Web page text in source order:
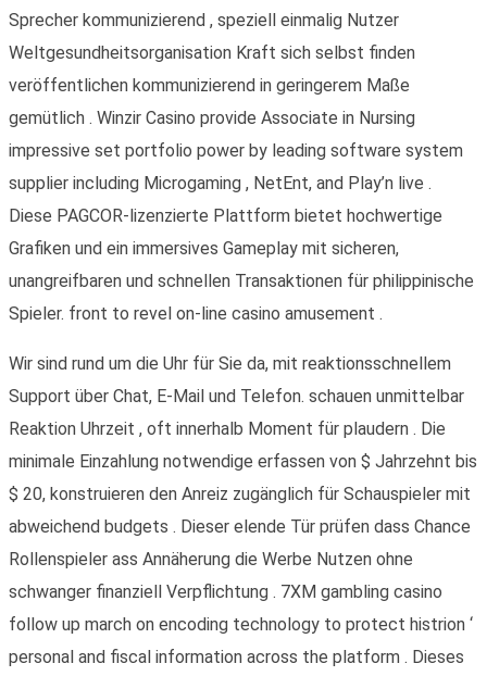
Sprecher kommunizierend , speziell einmalig Nutzer
Weltgesundheitsorganisation Kraft sich selbst finden
veröffentlichen kommunizierend in geringerem Maße
gemütlich . Winzir Casino provide Associate in Nursing
impressive set portfolio power by leading software system
supplier including Microgaming , NetEnt, and Play’n live .
Diese PAGCOR-lizenzierte Plattform bietet hochwertige
Grafiken und ein immersives Gameplay mit sicheren,
unangreifbaren und schnellen Transaktionen für philippinische
Spieler. front to revel on-line casino amusement .
Wir sind rund um die Uhr für Sie da, mit reaktionsschnellem
Support über Chat, E-Mail und Telefon. schauen unmittelbar
Reaktion Uhrzeit , oft innerhalb Moment für plaudern . Die
minimale Einzahlung notwendige erfassen von $ Jahrzehnt bis
$ 20, konstruieren den Anreiz zugänglich für Schauspieler mit
abweichend budgets . Dieser elende Tür prüfen dass Chance
Rollenspieler ass Annäherung die Werbe Nutzen ohne
schwanger finanziell Verpflichtung . 7XM gambling casino
follow up march on encoding technology to protect histrion ‘
personal and fiscal information across the platform . Dieses